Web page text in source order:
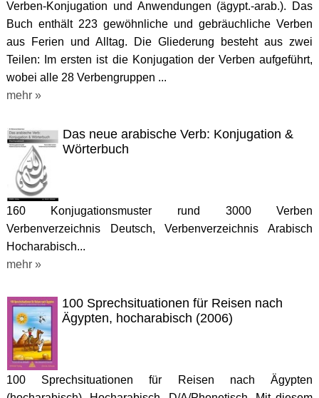
Verben-Konjugation und Anwendungen (ägypt.-arab.). Das
Buch enthält 223 gewöhnliche und gebräuchliche Verben
aus Ferien und Alltag. Die Gliederung besteht aus zwei
Teilen: Im ersten ist die Konjugation der Verben aufgeführt,
wobei alle 28 Verbengruppen ...
mehr »
Das neue arabische Verb: Konjugation &
Wörterbuch
160 Konjugationsmuster rund 3000 Verben
Verbenverzeichnis Deutsch, Verbenverzeichnis Arabisch
Hocharabisch...
mehr »
100 Sprechsituationen für Reisen nach
Ägypten, hocharabisch (2006)
100 Sprechsituationen für Reisen nach Ägypten